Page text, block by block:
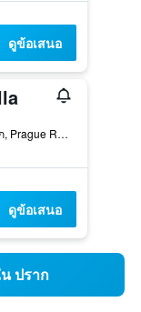
ดูข้อเสนอ
Okrajní 1, ปราก, Prague Region, สาธารณรัฐเช็ก
ดูข้อเสนอ
ปราก